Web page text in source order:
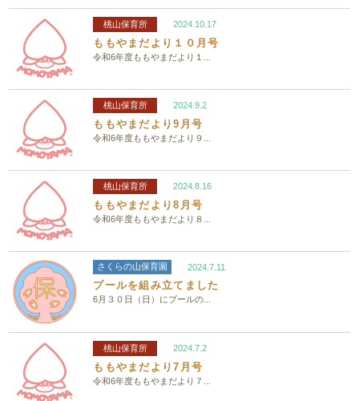
桃山保育所 2024.10.17
ももやまだより１０月号
令和6年度ももやまだより１...
桃山保育所 2024.9.2
ももやまだより9月号
令和6年度ももやまだより９...
桃山保育所 2024.8.16
ももやまだより8月号
令和6年度ももやまだより８...
さくらの山保育園 2024.7.11
プールを組み立てました
6月３０日（日）にプールの...
桃山保育所 2024.7.2
ももやまだより7月号
令和6年度ももやまだより７...